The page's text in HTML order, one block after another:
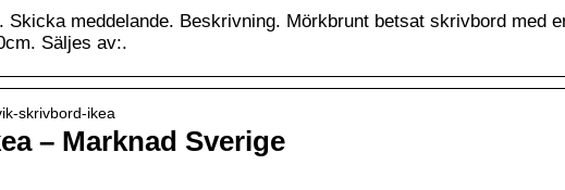
Skicka meddelande. Beskrivning. Mörkbrunt betsat skrivbord med
Säljes av:.
skrivbord-ikea
– Marknad Sverige